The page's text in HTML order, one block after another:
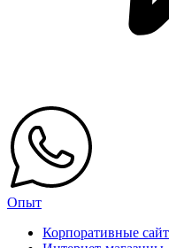
Опыт
Корпоративные